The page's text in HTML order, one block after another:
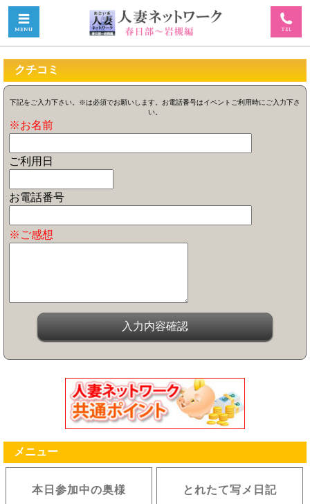
クチコミ
下記をご入力下さい。※は必須でお願いします。お電話番号はイベントご利用時にご入力下さ
い。
※お名前
ご利用日
お電話番号
※ご感想
メニュー
本日参加中の奥様 とれたて写メ日記